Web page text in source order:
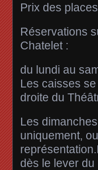
Prix des
Réservations
Chatelet :
du lundi au
Les caisses
droite du
Les
uniquement,
dès le lever du